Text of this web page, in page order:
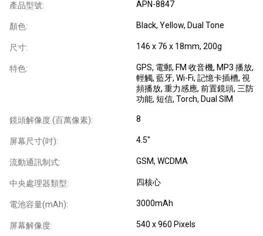
產品型號: APN-8847
顏色: Black, Yellow, Dual Tone
尺寸: 146 x 76 x 18mm, 200g
特色: GPS, 電郵, FM 收音機, MP3 播放,
輕觸, 藍牙, Wi-Fi, 記憶卡插槽, 視
頻播放, 重力感應, 前置鏡頭, 三防
功能, 短信, Torch, Dual SIM
鏡頭解像度 (百萬像素): 8
屏幕尺寸(吋): 4.5"
流動通訊制式: GSM, WCDMA
中央處理器類型: 四核心
電池容量(mAh): 3000mAh
屏幕解像度: 540 x 960 Pixels